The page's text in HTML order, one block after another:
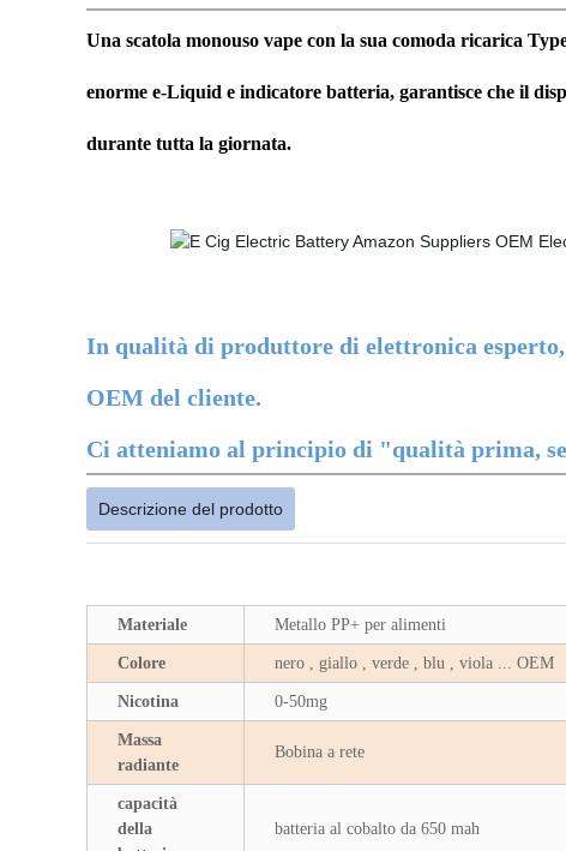
Una scatola monouso vape con la sua comoda ricarica
enorme e-Liquid e indicatore batteria, garantisce che il
durante tutta la giornata.
In qualità di produttore di elettronica
OEM del cliente.
Ci atteniamo al principio di "qualità prima,
Descrizione del prodotto
Materiale Metallo PP+ per alimenti
Colore nero , giallo , verde , blu , viola ... OEM
Nicotina 0-50mg
Massa
radiante
Bobina a rete
capacità
della
batteria al cobalto da 650 mah